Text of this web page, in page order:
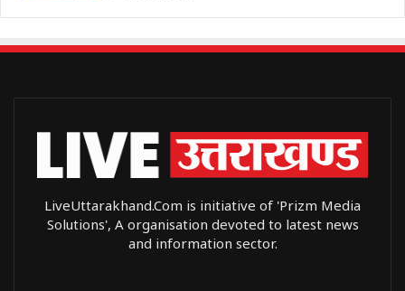
LiveUttarakhand.Com is initiative of 'Prizm Media
Solutions', A organisation devoted to latest news
and information sector.